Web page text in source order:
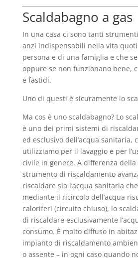
Scaldabagno a gas
In una casa ci sono tanti
anzi indispensabili nella vita
persona e di una famiglia e che
oppure se non funzionano bene,
e fastidi.
Uno di questi è sicuramente lo
Ma cos è uno scaldabagno? Lo
è uno dei primi sistemi di
ed esclusivo dell’acqua sanitaria,
utilizziamo per il lavaggio e per
civile in genere. A differenza
strumento di riscaldamento
riscaldare sia l’acqua sanitaria
mediante il ricircolo dell’acqua
caloriferi (circuito chiuso), lo
di riscaldare esclusivamente
consumo. È molto diffuso in
impianto di riscaldamento
o assente – in ogni caso quando